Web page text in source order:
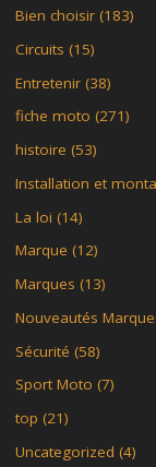
Bien choisir(183)
Circuits (15)
Entretenir(38)
fiche moto (271)
histoire (53)
Installation et
La loi (14)
Marque (12)
Marques (13)
Nouveautés
Sécurité (58)
Sport Moto (7)
top (21)
Uncategorized (4)